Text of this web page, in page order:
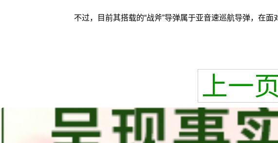
不过，目前其搭载的“战斧”导弹属于亚音速巡航导弹，在
上一